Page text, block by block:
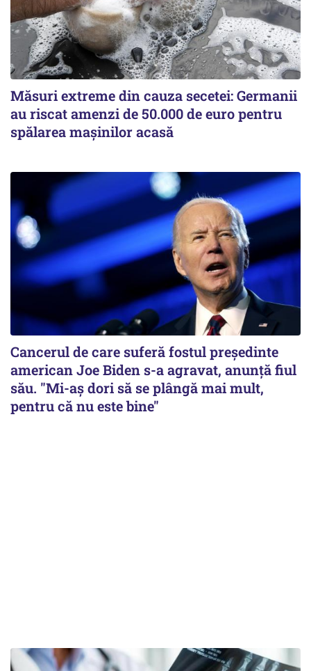
Măsuri extreme din cauza secetei: Germanii
au riscat amenzi de 50.000 de euro pentru
spălarea mașinilor acasă
Cancerul de care suferă fostul preşedinte
american Joe Biden s-a agravat, anunță fiul
său. "Mi-aș dori să se plângă mai mult,
pentru că nu este bine"